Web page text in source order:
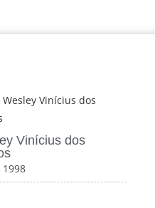
Vinícius dos
1998